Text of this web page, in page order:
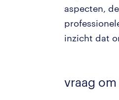
aspecten,
inzicht dat
vraag